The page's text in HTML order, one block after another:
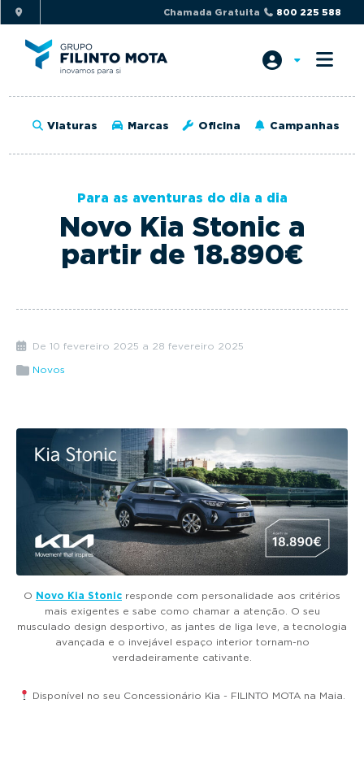
i
p
t
o
r
a
i
g
i
o
i
p
t
o
a
e
t
Chamada Gratuita 800 225 588
Viaturas Marcas Oficina Campanhas
Novo Kia Stonic a
partir de 18.890€
Para as aventuras do dia a dia
De 10 fevereiro 2025 a 28 fevereiro 2025
Novos
O Novo Kia Stonic responde com personalidade aos critérios
mais exigentes e sabe como chamar a atenção. O seu
musculado design desportivo, as jantes de liga leve, a tecnologia
avançada e o invejável espaço interior tornam-no
verdadeiramente cativante.
Disponível no seu Concessionário Kia - FILINTO MOTA na Maia.